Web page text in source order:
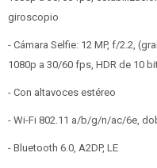
giroscopio
- Cámara Selfie: 12 MP, f/2.2,
1080p a 30/60 fps, HDR de 10
- Con altavoces estéreo
- Wi-Fi 802.11 a/b/g/n/ac/6e,
- Bluetooth 6.0, A2DP, LE